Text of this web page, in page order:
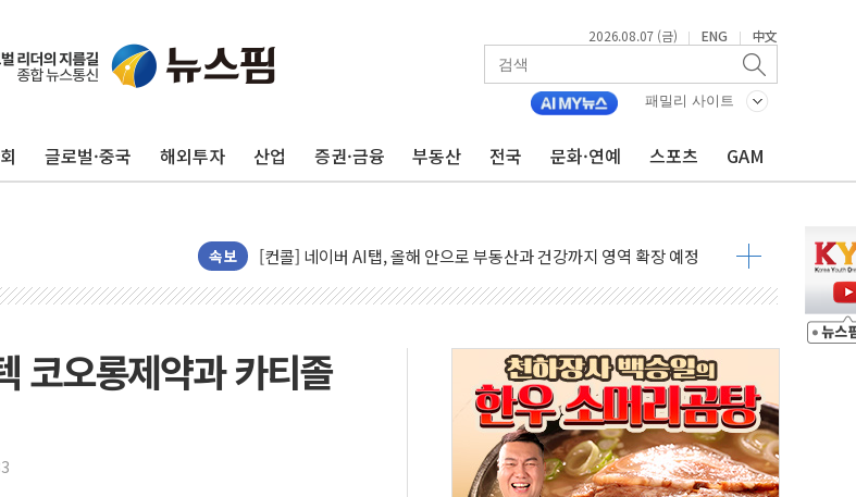
2026.08.07 (금) | ENG | 中文
패밀리 사이트
글로벌·중국 해외투자 산업 증권·금융 부동산 전국 문화·연예 스포츠 GAM
속보
예천 실종신고 80대 남성 논둑서 숨진 채 발견
"35초마다 중국과 통신"...美보안기업, 중국제 공유기서 '백도어' 발견
원내대책회의 참석하는 한병도
AIA그룹, 12년 연속 MDRT 회원 수 세계 1위…국내 회원 34% 증가
[컨콜] 네이버 AI탭, 올해 안으로 부동산과 건강까지 영역 확장 예정
[특징주] 포스코퓨처엠, LFP 장기공급 합의에 7%대 급등
와이즈버즈, 상반기 매출 245억원…순이익 흑자 전환
배준영 의원 "거주 사용 형태에 따른 중과세는 과세 원칙 어긋나"
[컨콜] 네이버, AI탭 월간 활성 이용자수 1000만 돌파
[컨콜] 네이버, "엔비디아와 공고한 파트너십 이어갈 예정"
美공화, 韓 '개정 정통망법'에 항의 서한…"표현의 자유 위협"
코오롱제약과 카티졸